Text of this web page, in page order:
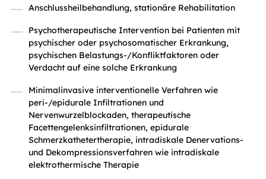
Anschlussheilbehandlung, stationäre Rehabilitation
Psychotherapeutische Intervention bei Patienten mit
psychischer oder psychosomatischer Erkrankung,
psychischen Belastungs-/Konfliktfaktoren oder
Verdacht auf eine solche Erkrankung
Minimalinvasive interventionelle Verfahren wie
peri-/epidurale Infiltrationen und
Nervenwurzelblockaden, therapeutische
Facettengelenksinfiltrationen, epidurale
Schmerzkathetertherapie, intradiskale Denervations-
und Dekompressionsverfahren wie intradiskale
elektrothermische Therapie